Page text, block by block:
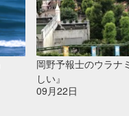
岡野予報士のウラナ
しい』
09月22日